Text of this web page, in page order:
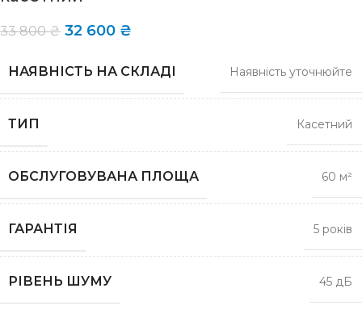
33 800₴ 32 600 ₴
НАЯВНІСТЬ НА СКЛАДІ Наявність уточнюйте
ТИП Касетний
ОБСЛУГОВУВАНА ПЛОЩА 60 м²
ГАРАНТІЯ 5 років
РІВЕНЬ ШУМУ 45 дБ